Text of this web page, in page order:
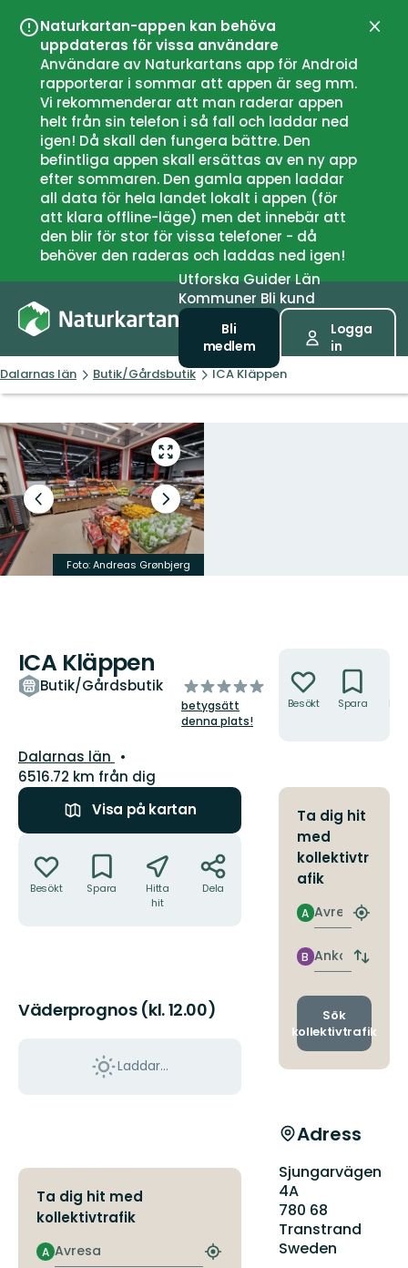
Naturkartan-appen kan behöva
uppdateras för vissa användare
Användare av Naturkartans app för Android
rapporterar i sommar att appen är seg mm.
Vi rekommenderar att man raderar appen
helt från sin telefon i så fall och laddar ned
igen! Då skall den fungera bättre. Den
befintliga appen skall ersättas av en ny app
efter sommaren. Den gamla appen laddar
all data för hela landet lokalt i appen (för
att klara offline-läge) men det innebär att
den blir för stor för vissa telefoner - då
behöver den raderas och laddas ned igen!
UtforskaGuiderLän
Kommuner Bli kund
Bli
medlem
Logga
in
Dalarnas län Butik/Gårdsbutik ICA Kläppen
Gå
till
helskärmsläge
Föregående
bild
Nästa
bildspel
Foto:Andreas Grønbjerg
ICA Kläppen
Butik/Gårdsbutik
av
5
stjärnor
betygsätt
denna plats!
Län:
Dalarnas län
6516.72 km från dig
Visa på kartan
Besökt Spara
Hitta
hit
Dela
Väderprognos (kl. 12.00)
Laddar...
Ta dig hit med
kollektivtrafik
Avresa
A
Hitta
Besökt Spara
Ta dig hit
med
kollektivtr
afik
Avresa
A
Hitta
Ankomst
B
Byt
och
Sök
kollektivtrafik
Adress
Sjungarvägen
4A
780 68
Transtrand
Sweden